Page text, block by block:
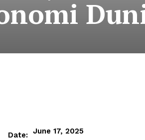
Date: June 17, 2025